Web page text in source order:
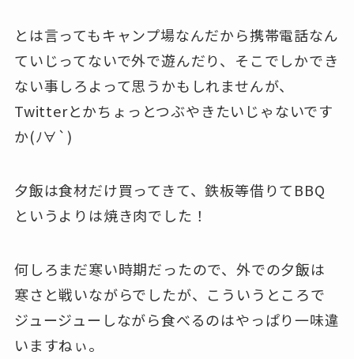
とは言ってもキャンプ場なんだから携帯電話なん
ていじってないで外で遊んだり、そこでしかでき
ない事しろよって思うかもしれませんが、
Twitterとかちょっとつぶやきたいじゃないです
か(ﾉ∀`)
夕飯は食材だけ買ってきて、鉄板等借りてBBQ
というよりは焼き肉でした！
何しろまだ寒い時期だったので、外での夕飯は
寒さと戦いながらでしたが、こういうところで
ジュージューしながら食べるのはやっぱり一味違
いますねぃ。